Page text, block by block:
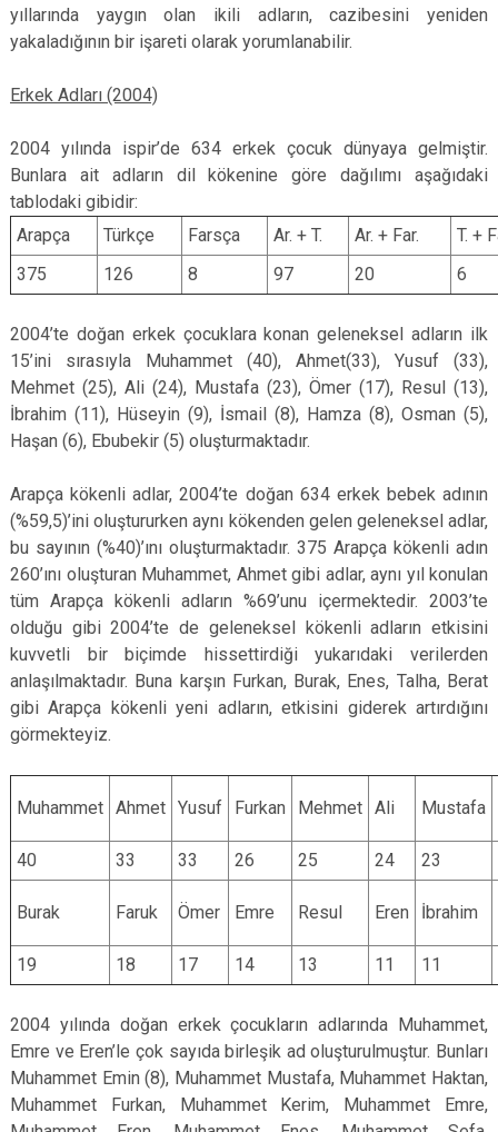
yıllarında yaygın olan ikili adların, cazibesini yeniden
yakaladığının bir işareti olarak yorumlanabilir.
Erkek Adları (2004)
2004 yılında ispir’de 634 erkek çocuk dünyaya gelmiştir.
Bunlara ait adların dil kökenine göre dağılımı aşağıdaki
tablodaki gibidir:
Arapça
Türkçe Farsça Ar. + T. Ar. + Far.
T. +
375
126 8 97 20 6
2004’te doğan erkek çocuklara konan geleneksel adların ilk
15’ini sırasıyla Muhammet (40), Ahmet(33), Yusuf (33),
Mehmet (25), Ali (24), Mustafa (23), Ömer (17), Resul (13),
İbrahim (11), Hüseyin (9), İsmail (8), Hamza (8), Osman (5),
Haşan (6), Ebubekir (5) oluşturmaktadır.
Arapça kökenli adlar, 2004’te doğan 634 erkek bebek adının
(%59,5)’ini oluştururken aynı kökenden gelen geleneksel adlar,
bu sayının (%40)’ını oluşturmaktadır. 375 Arapça kökenli adın
260’ını oluşturan Muhammet, Ahmet gibi adlar, aynı yıl konulan
tüm Arapça kökenli adların %69’unu içermektedir. 2003’te
olduğu gibi 2004’te de geleneksel kökenli adların etkisini
kuvvetli bir biçimde hissettirdiği yukarıdaki verilerden
anlaşılmaktadır. Buna karşın Furkan, Burak, Enes, Talha, Berat
gibi Arapça kökenli yeni adların, etkisini giderek artırdığını
görmekteyiz.
Muhammet Ahmet Yusuf Furkan Mehmet Ali Mustafa
40 33 33 26 25 24 23
Burak Faruk Ömer Emre Resul Eren İbrahim
19 18 17 14 13 11 11
2004 yılında doğan erkek çocukların adlarında Muhammet,
Emre ve Eren’le çok sayıda birleşik ad oluşturulmuştur. Bunları
Muhammet Emin (8), Muhammet Mustafa, Muhammet Haktan,
Muhammet Furkan, Muhammet Kerim, Muhammet Emre,